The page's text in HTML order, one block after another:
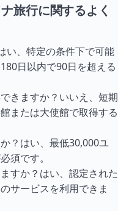
旅行に関するよく
い、特定の条件下で可能
日以内で90日を超える
きますか？いいえ、短期
または大使館で取得する
？はい、最低30,000ユ
須です。
すか？はい、認定された
サービスを利用できま